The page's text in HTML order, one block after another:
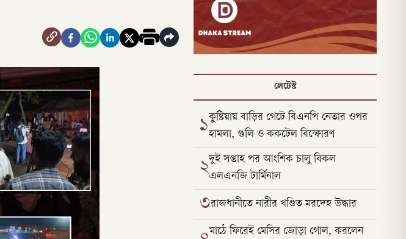
লেটেস্ট
১কুষ্টিয়ায় বাড়ির গেটে বিএনপি নেতার ওপর
হামলা, গুলি ও ককটেল বিস্ফোরণ
২দুই সপ্তাহ পর আংশিক চালু বিকল
এলএনজি টার্মিনাল
৩রাজধানীতে নারীর খণ্ডিত মরদেহ উদ্ধার
মাঠে ফিরেই মেসির জোড়া গোল, করলেন